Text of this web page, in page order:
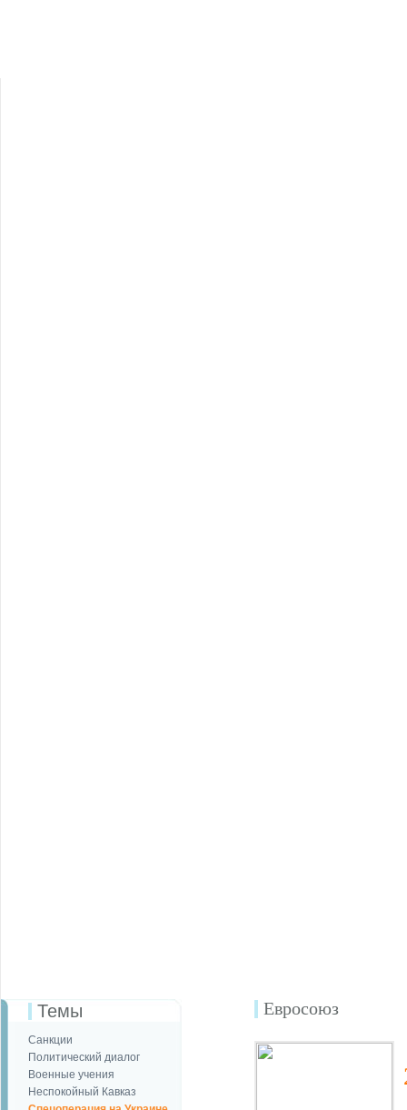
Темы
Санкции
Политический диалог
Военные учения
Неспокойный Кавказ
Евросоюз